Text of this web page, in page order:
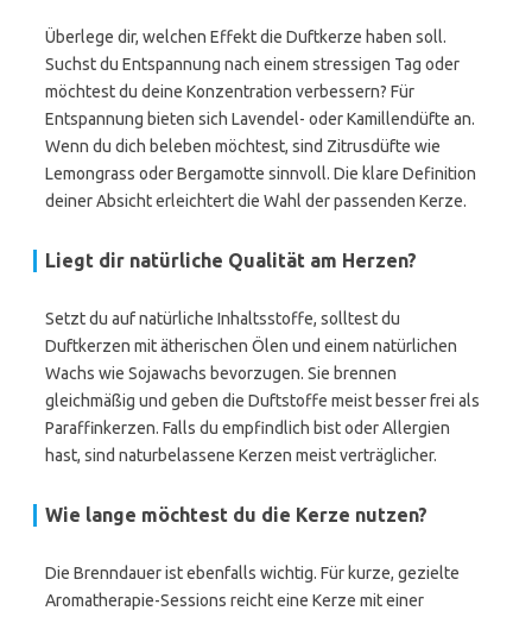
Überlege dir, welchen Effekt die Duftkerze haben soll.
Suchst du Entspannung nach einem stressigen Tag oder
möchtest du deine Konzentration verbessern? Für
Entspannung bieten sich Lavendel- oder Kamillendüfte an.
Wenn du dich beleben möchtest, sind Zitrusdüfte wie
Lemongrass oder Bergamotte sinnvoll. Die klare Definition
deiner Absicht erleichtert die Wahl der passenden Kerze.
Liegt dir natürliche Qualität am Herzen?
Setzt du auf natürliche Inhaltsstoffe, solltest du
Duftkerzen mit ätherischen Ölen und einem natürlichen
Wachs wie Sojawachs bevorzugen. Sie brennen
gleichmäßig und geben die Duftstoffe meist besser frei als
Paraffinkerzen. Falls du empfindlich bist oder Allergien
hast, sind naturbelassene Kerzen meist verträglicher.
Wie lange möchtest du die Kerze nutzen?
Die Brenndauer ist ebenfalls wichtig. Für kurze, gezielte
Aromatherapie-Sessions reicht eine Kerze mit einer